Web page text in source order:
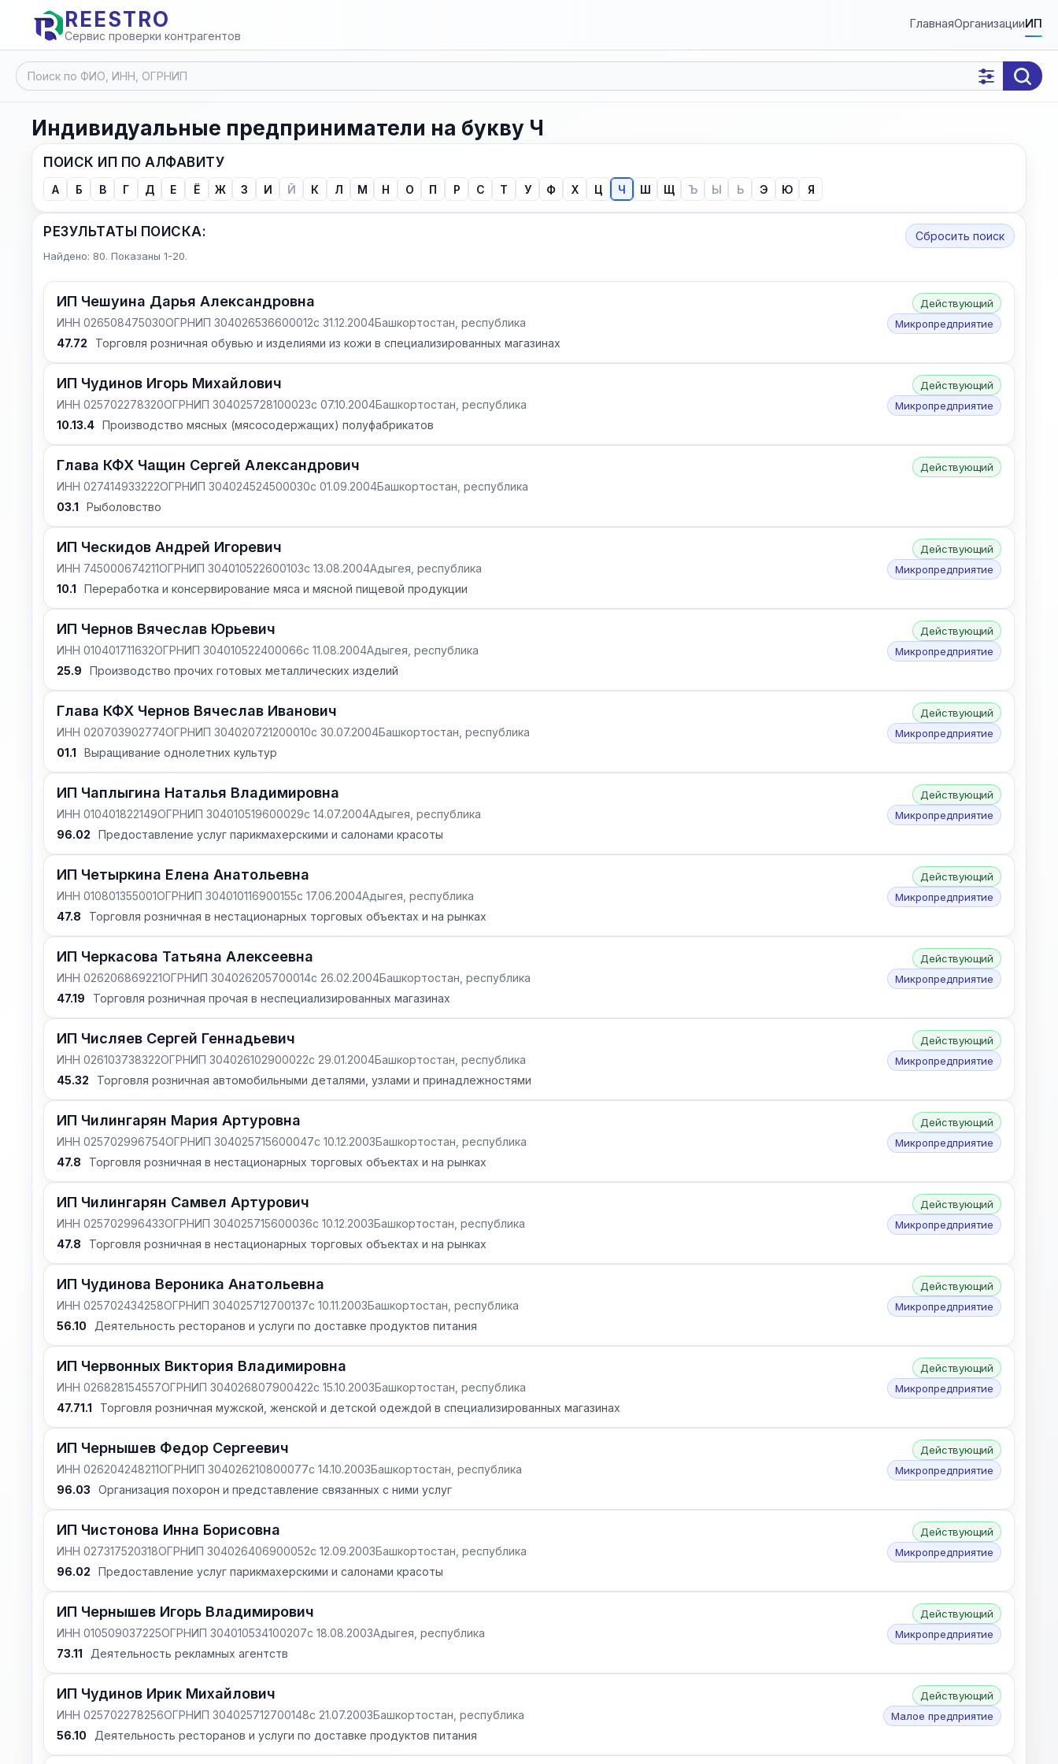
REESTRO
Сервис проверки контрагентов
ГлавнаяОрганизацииИП
Индивидуальные предприниматели на букву Ч
ПОИСК ИП ПО АЛФАВИТУ
А Б В Г Д Е Ё Ж З И Й К Л М Н О П Р С Т У Ф Х Ц Ч Ш Щ Ъ Ы Ь Э Ю Я
РЕЗУЛЬТАТЫ ПОИСКА:
Найдено: 80. Показаны 1-20.
Сбросить поиск
ИП Чешуина Дарья Александровна
ИНН 026508475030ОГРНИП 304026536600012с 31.12.2004Башкортостан, республика
47.72
Торговля розничная обувью и изделиями из кожи в специализированных магазинах
Действующий
Микропредприятие
ИП Чудинов Игорь Михайлович
ИНН 025702278320ОГРНИП 304025728100023с 07.10.2004Башкортостан, республика
10.13.4 Производство мясных (мясосодержащих) полуфабрикатов
Действующий
Микропредприятие
Глава КФХ Чащин Сергей Александрович
ИНН 027414933222ОГРНИП 304024524500030с 01.09.2004Башкортостан, республика
03.1
Рыболовство
Действующий
ИП Ческидов Андрей Игоревич
ИНН 745000674211ОГРНИП 304010522600103с 13.08.2004Адыгея, республика
10.1
Переработка и консервирование мяса и мясной пищевой продукции
Действующий
Микропредприятие
ИП Чернов Вячеслав Юрьевич
ИНН 010401711632ОГРНИП 304010522400066с 11.08.2004Адыгея, республика
25.9
Производство прочих готовых металлических изделий
Действующий
Микропредприятие
Глава КФХ Чернов Вячеслав Иванович
ИНН 020703902774ОГРНИП 304020721200010с 30.07.2004Башкортостан, республика
01.1
Выращивание однолетних культур
Действующий
Микропредприятие
ИП Чаплыгина Наталья Владимировна
ИНН 010401822149ОГРНИП 304010519600029с 14.07.2004Адыгея, республика
96.02
Предоставление услуг парикмахерскими и салонами красоты
Действующий
Микропредприятие
ИП Четыркина Елена Анатольевна
ИНН 010801355001ОГРНИП 304010116900155с 17.06.2004Адыгея, республика
47.8
Торговля розничная в нестационарных торговых объектах и на рынках
Действующий
Микропредприятие
ИП Черкасова Татьяна Алексеевна
ИНН 026206869221ОГРНИП 304026205700014с 26.02.2004Башкортостан, республика
47.19
Торговля розничная прочая в неспециализированных магазинах
Действующий
Микропредприятие
ИП Числяев Сергей Геннадьевич
ИНН 026103738322ОГРНИП 304026102900022с 29.01.2004Башкортостан, республика
45.32
Торговля розничная автомобильными деталями, узлами и принадлежностями
Действующий
Микропредприятие
ИП Чилингарян Мария Артуровна
ИНН 025702996754ОГРНИП 304025715600047с 10.12.2003Башкортостан, республика
47.8
Торговля розничная в нестационарных торговых объектах и на рынках
Действующий
Микропредприятие
ИП Чилингарян Самвел Артурович
ИНН 025702996433ОГРНИП 304025715600036с 10.12.2003Башкортостан, республика
47.8
Торговля розничная в нестационарных торговых объектах и на рынках
Действующий
Микропредприятие
ИП Чудинова Вероника Анатольевна
ИНН 025702434258ОГРНИП 304025712700137с 10.11.2003Башкортостан, республика
56.10
Деятельность ресторанов и услуги по доставке продуктов питания
Действующий
Микропредприятие
ИП Червонных Виктория Владимировна
ИНН 026828154557ОГРНИП 304026807900422с 15.10.2003Башкортостан, республика
47.71.1
Торговля розничная мужской, женской и детской одеждой в специализированных магазинах
Действующий
Микропредприятие
ИП Чернышев Федор Сергеевич
ИНН 026204248211ОГРНИП 304026210800077с 14.10.2003Башкортостан, республика
96.03
Организация похорон и представление связанных с ними услуг
Действующий
Микропредприятие
ИП Чистонова Инна Борисовна
ИНН 027317520318ОГРНИП 304026406900052с 12.09.2003Башкортостан, республика
96.02
Предоставление услуг парикмахерскими и салонами красоты
Действующий
Микропредприятие
ИП Чернышев Игорь Владимирович
ИНН 010509037225ОГРНИП 304010534100207с 18.08.2003Адыгея, республика
73.11
Деятельность рекламных агентств
Действующий
Микропредприятие
ИП Чудинов Ирик Михайлович
ИНН 025702278256ОГРНИП 304025712700148с 21.07.2003Башкортостан, республика
56.10
Деятельность ресторанов и услуги по доставке продуктов питания
Действующий
Малое предприятие